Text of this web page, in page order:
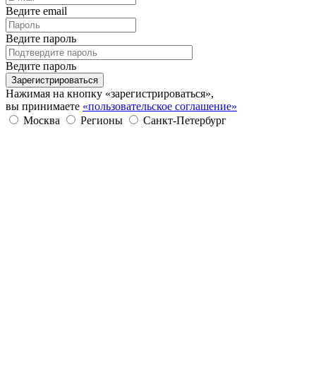
Ведите email
Ведите пароль
Ведите пароль
Зарегистрироваться
Нажимая на кнопку «зарегистрироваться»,
вы принимаете «пользовательское соглашение»
Москва
Регионы Санкт-Петербург